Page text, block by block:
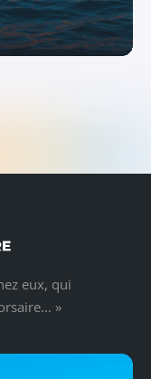
eux, qui
»